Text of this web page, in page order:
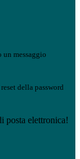
un messaggio
della password
posta elettronica!